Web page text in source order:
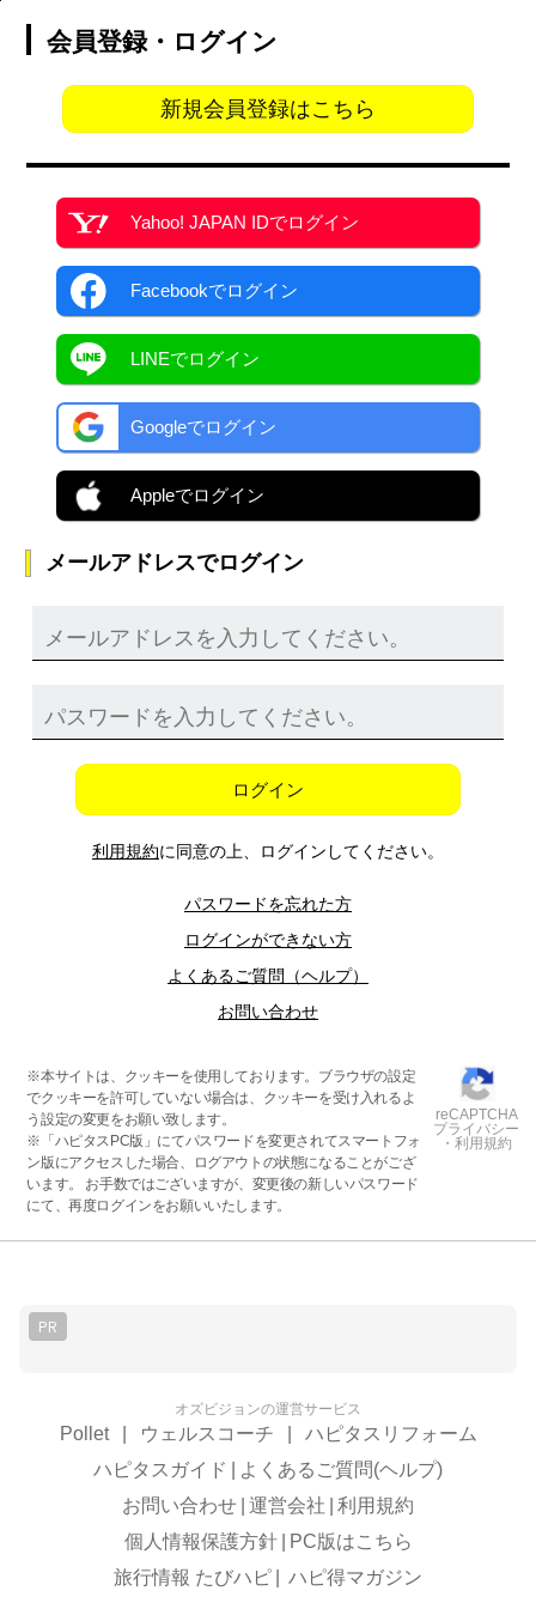
会員登録・ログイン
新規会員登録はこちら
Yahoo! JAPAN IDでログイン
Facebookでログイン
LINEでログイン
Googleでログイン
Appleでログイン
メールアドレスでログイン
ログイン
利用規約に同意の上、ログインしてください。
パスワードを忘れた方
ログインができない方
よくあるご質問（ヘルプ）
お問い合わせ
※本サイトは、クッキーを使用しております。ブラウザの設定
でクッキーを許可していない場合は、クッキーを受け入れるよ
う設定の変更をお願い致します。
※「ハピタスPC版」にてパスワードを変更されてスマートフォ
ン版にアクセスした場合、ログアウトの状態になることがござ
います。 お手数ではございますが、変更後の新しいパスワード
にて、再度ログインをお願いいたします。
reCAPTCHA
プライバシー
・利用規約
PR
オズビジョンの運営サービス
Pollet ウェルスコーチ
ハピタスリフォーム
ハピタスガイド
よくあるご質問(ヘルプ)
お問い合わせ 運営会社
利用規約
個人情報保護方針
PC版はこちら
旅行情報 たびハピ
ハピ得マガジン